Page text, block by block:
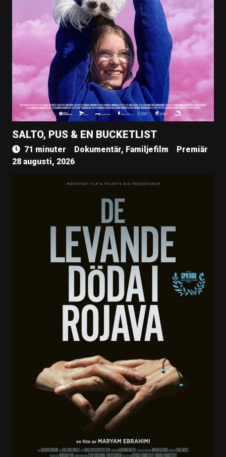
SALTO, PUS & EN BUCKETLIST
71 minuter Dokumentär, Familjefilm
Premiär
28 augusti, 2026